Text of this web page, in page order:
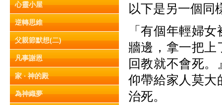
心靈小屋
逆轉思維
父親節默想(二)
凡事謝恩
家 ‧ 神的殿
為神織夢
以下是另一個
「有個年輕婦
牆邊，拿一把上
回教就不會死
仰帶給家人莫大
治死。